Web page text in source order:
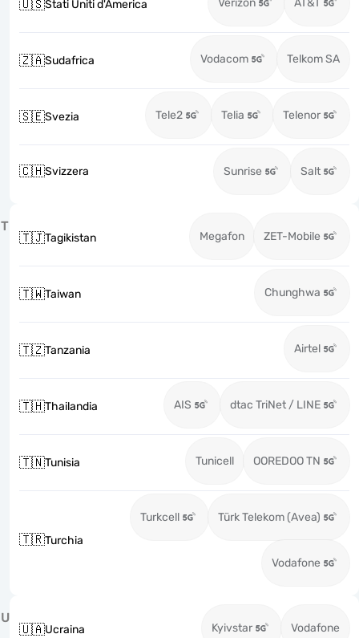
🇺🇸Stati Uniti d'America Verizon AT&T
🇿🇦Sudafrica Vodacom Telkom SA
🇸🇪Svezia Tele2 Telia Telenor
🇨🇭Svizzera Sunrise Salt
T
🇹🇯Tagikistan Megafon ZET-Mobile
🇹🇼Taiwan Chunghwa
🇹🇿Tanzania Airtel
🇹🇭Thailandia AIS dtac TriNet / LINE
🇹🇳Tunisia Tunicell OOREDOO TN
🇹🇷Turchia
Turkcell Türk Telekom (Avea)
Vodafone
U
🇺🇦Ucraina Kyivstar Vodafone